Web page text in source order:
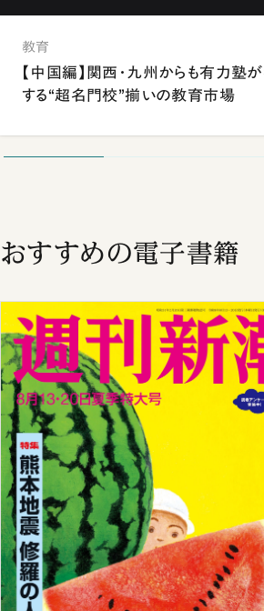
教育
【中国編】関西・九州からも有力塾
する“超名門校”揃いの教育市場
おすすめの電子書籍